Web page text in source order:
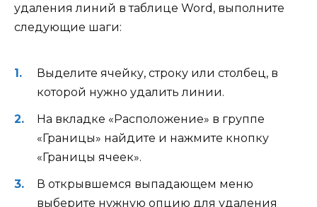
удаления линий в таблице Word, выполните
следующие шаги:
Выделите ячейку, строку или столбец, в
которой нужно удалить линии.
На вкладке «Расположение» в группе
«Границы» найдите и нажмите кнопку
«Границы ячеек».
В открывшемся выпадающем меню
выберите нужную опцию для удаления